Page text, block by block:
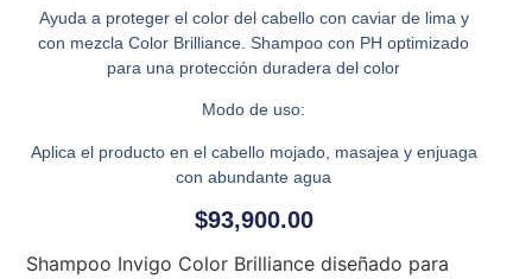
Ayuda a proteger el color del cabello con caviar de lima y
con mezcla Color Brilliance. Shampoo con PH optimizado
para una protección duradera del color
Modo de uso:
Aplica el producto en el cabello mojado, masajea y enjuaga
con abundante agua
$93,900.00
Shampoo Invigo Color Brilliance diseñado para